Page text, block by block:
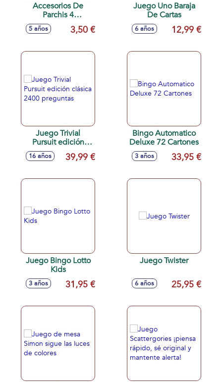
Accesorios De
Parchis 4
Jugadores En Caja
De Plastico
5 años 3,50 €
Juego Uno Baraja
De Cartas
6 años 12,99 €
Juego Trivial
Pursuit edición
clásica 2400
preguntas
16 años 39,99 €
Bingo Automatico
Deluxe 72 Cartones
3 años 33,95 €
Juego Bingo Lotto
Kids
3 años 31,95 €
Juego Twister
6 años 25,95 €